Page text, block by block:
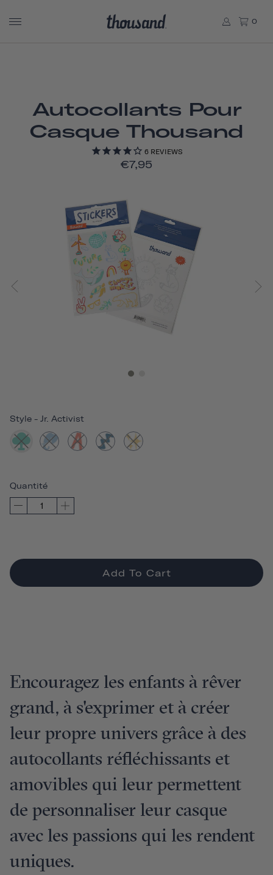
0
Autocollants Pour
Casque Thousand
6 REVIEWS
€7,95
Style - Jr. Activist
Quantité
Add To Cart
Encouragez les enfants à rêver
grand, à s'exprimer et à créer
leur propre univers grâce à des
autocollants réfléchissants et
amovibles qui leur permettent
de personnaliser leur casque
avec les passions qui les rendent
uniques.